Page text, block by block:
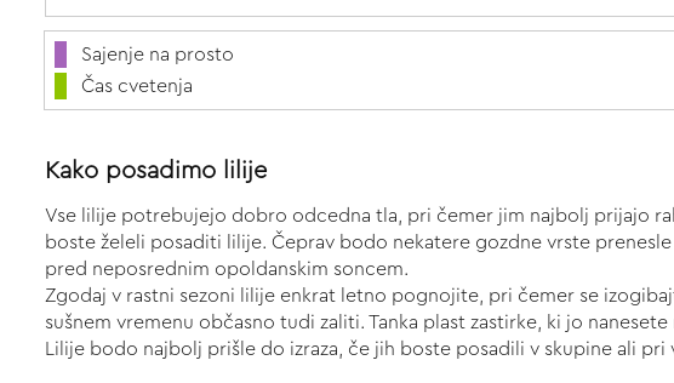
Sajenje na prosto
Čas cvetenja
Kako posadimo lilije
Vse lilije potrebujejo dobro odcedna tla, pri čemer jim najbolj prijajo
boste želeli posaditi lilije. Čeprav bodo nekatere gozdne vrste
pred neposrednim opoldanskim soncem.
Zgodaj v rastni sezoni lilije enkrat letno pognojite, pri čemer se
sušnem vremenu občasno tudi zaliti. Tanka plast zastirke, ki jo
Lilije bodo najbolj prišle do izraza, če jih boste posadili v skupine ali